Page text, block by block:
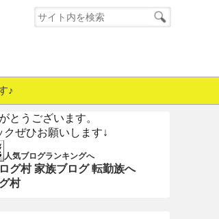
♪
とうございます。
クぜひお願いします↓
人気ブログランキングへ
村